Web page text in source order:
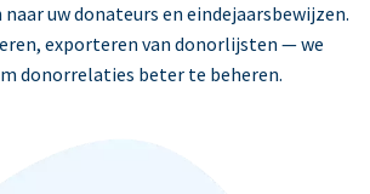
uw donateurs en eindejaarsbewijzen.
exporteren van donorlijsten — we
donorrelaties beter te beheren.